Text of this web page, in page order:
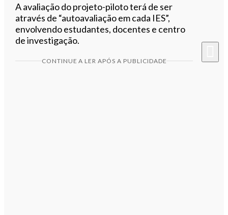
A avaliação do projeto-piloto terá de ser
através de “autoavaliação em cada IES”,
envolvendo estudantes, docentes e centro
de investigação.
CONTINUE A LER APÓS A PUBLICIDADE